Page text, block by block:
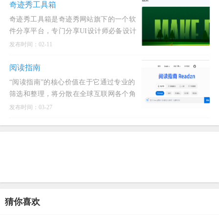
奇迹秀工具箱
奇迹秀工具箱是奇迹秀网站旗下的一个软
件分享平台，专门分享UI设计师必备设计
工具及各类设计辅助神器。
发布时间：02-11
阅读指南
“阅读指南”的核心价值在于它通过专业的
筛选和整理，将分散在全球互联网各个角
落的免费优质阅读资源连接起来，构建了
发布时间：03-27
猜你喜欢